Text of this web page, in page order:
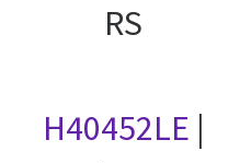
RS
H40452LE |